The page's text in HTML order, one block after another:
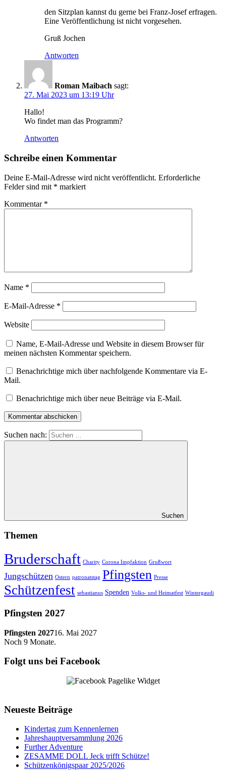
den Sitzplan kannst du gerne bei Franz-Josef erfragen.
Eine Veröffentlichung ist nicht vorgesehen.
Gruß Jochen
Antworten
Roman Maibach sagt:
27. Mai 2023 um 13:19 Uhr
Hallo!
Wo findet man das Programm?
Antworten
Schreibe einen Kommentar
Deine E-Mail-Adresse wird nicht veröffentlicht. Erforderliche
Felder sind mit * markiert
Kommentar *
Name *
E-Mail-Adresse *
Website
Name, E-Mail-Adresse und Website in diesem Browser für
meinen nächsten Kommentar speichern.
Benachrichtige mich über nachfolgende Kommentare via E-
Mail.
Benachrichtige mich über neue Beiträge via E-Mail.
Suchen nach:
Suchen
Themen
Bruderschaft Charity Corona Impfaktion Grußwort
Jungschützen Ostern patronatstag Pfingsten Presse
Schützenfest sebastianus Spenden Volks- und Heimatfest Wintergaudi
Pfingsten 2027
Pfingsten 202716. Mai 2027
Noch 9 Monate.
Folgt uns bei Facebook
Neueste Beiträge
Kindertag zum Kennenlernen
Jahreshauptversammlung 2026
Further Adventure
ZESAMME DOLL Jeck trifft Schütze!
Schützenkönigspaar 2025/2026